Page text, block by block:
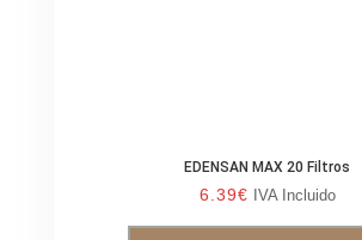
EDENSAN MAX 20 Filtros
6.39€ IVA Incluido